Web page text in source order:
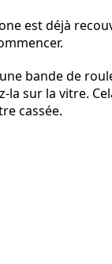
est déjà
bande de
la sur la vitre.
cassée.